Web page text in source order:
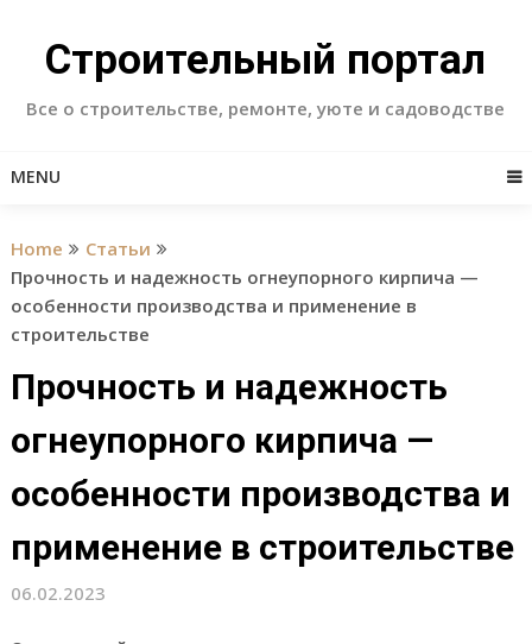
contentСтроительный портал
Все о строительстве, ремонте, уюте и садоводстве
MENU
Home
Статьи
Прочность и надежность огнеупорного кирпича —
особенности производства и применение в
строительстве
Прочность и надежность
огнеупорного кирпича —
особенности производства и
применение в строительстве
06.02.2023